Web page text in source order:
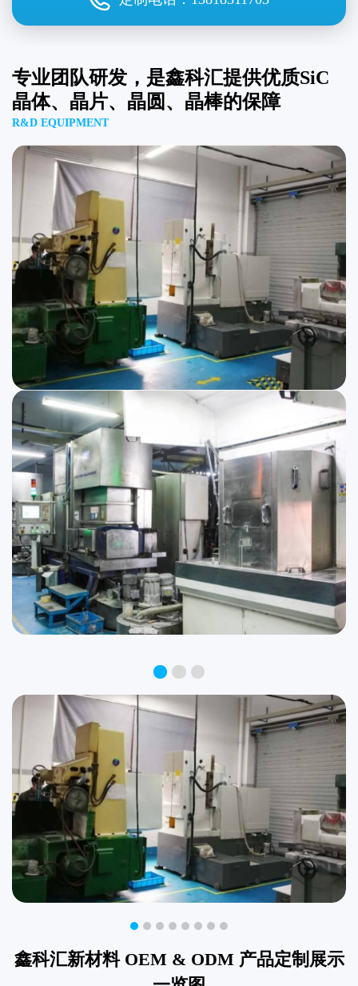
专业团队研发，是鑫科汇提供优质SiC
晶体、晶片、晶圆、晶棒的保障
R&D EQUIPMENT
鑫科汇新材料 OEM & ODM 产品定制展示